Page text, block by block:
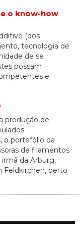
o know-how
(dos
tecnologia de
de se
possam
e
produção de
o portefólio da
de filamentos
da Arburg,
Feldkirchen, perto